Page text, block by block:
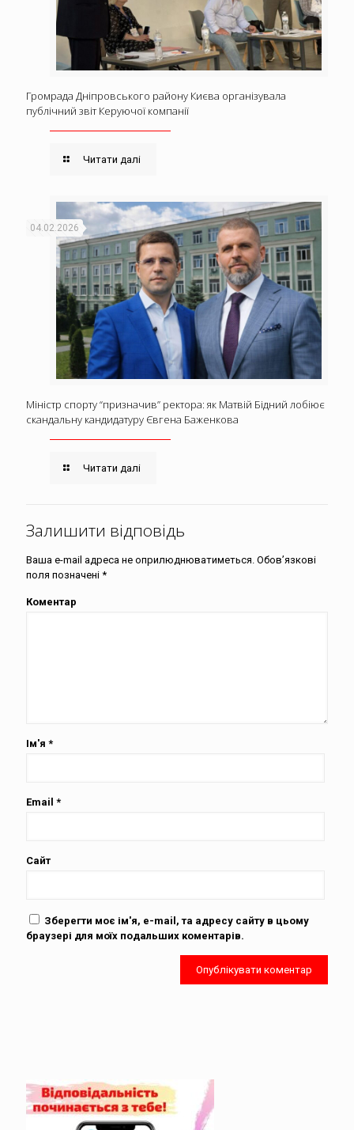
Громрада Дніпровського району Києва організувала
публічний звіт Керуючої компанії
Читати далі
04.02.2026
Міністр спорту “призначив” ректора: як Матвій Бідний лобіює
скандальну кандидатуру Євгена Баженкова
Читати далі
Залишити відповідь
Ваша e-mail адреса не оприлюднюватиметься. Обов’язкові
поля позначені *
Коментар
Ім'я *
Email *
Сайт
Зберегти моє ім'я, e-mail, та адресу сайту в цьому
браузері для моїх подальших коментарів.